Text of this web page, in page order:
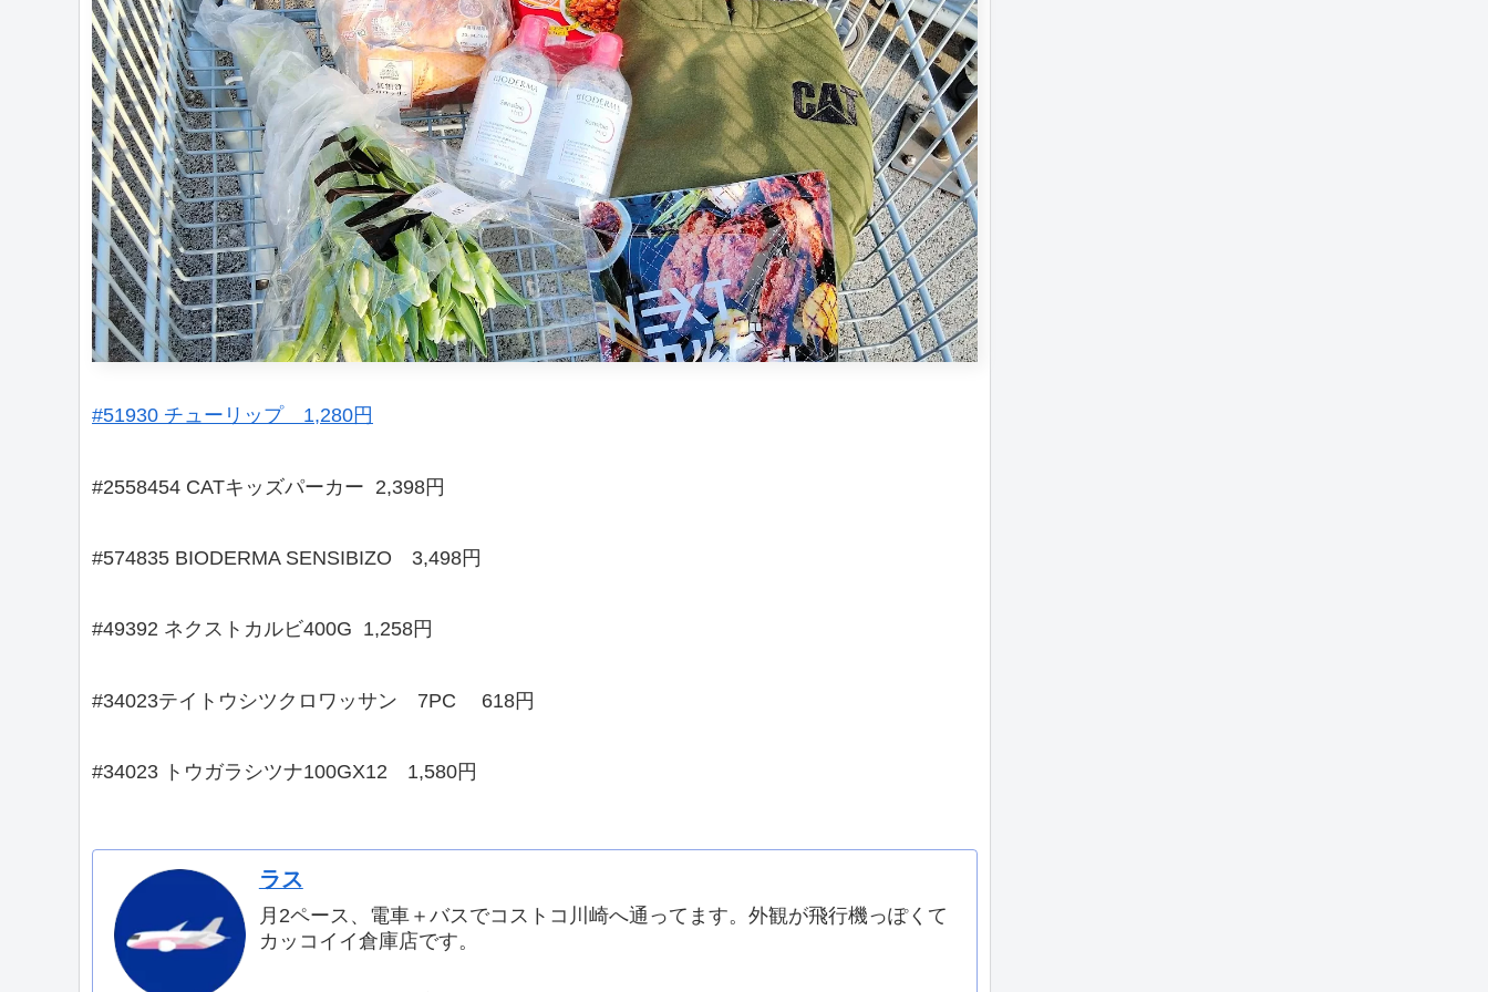
#51930 チューリップ 1,280円
#2558454 CATキッズパーカー 2,398円
#574835 BIODERMA SENSIBIZO 3,498円
#49392 ネクストカルビ400G 1,258円
#34023テイトウシツクロワッサン 7PC 618円
#34023 トウガラシツナ100GX12 1,580円
ラス
月2ペース、電車＋バスでコストコ川崎へ通ってます。外観が飛行機っぽくて
カッコイイ倉庫店です。